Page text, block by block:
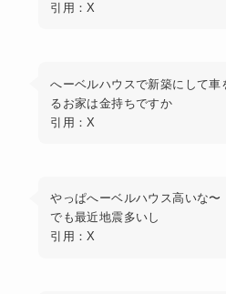
引用：X
へーベルハウスで新築にして車
るお家は金持ちですか
引用：X
やっぱへーベルハウス高いな〜
でも最近地震多いし
引用：X